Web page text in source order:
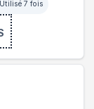
Utilisé 7 fois